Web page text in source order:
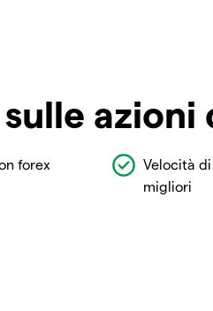
azioni
forex
Velocità
migliori